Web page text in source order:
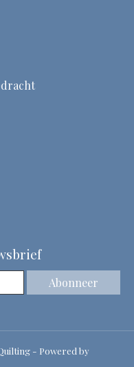
Abonneer
- Powered by